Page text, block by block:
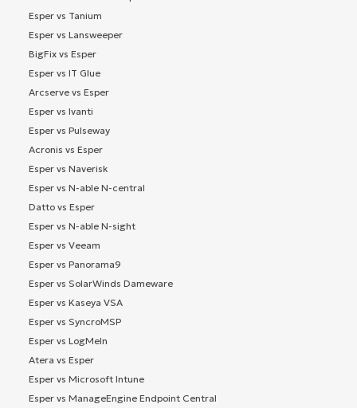
Esper vs Tanium
Esper vs Lansweeper
BigFix vs Esper
Esper vs IT Glue
Arcserve vs Esper
Esper vs Ivanti
Esper vs Pulseway
Acronis vs Esper
Esper vs Naverisk
Esper vs N-able N-central
Datto vs Esper
Esper vs N-able N-sight
Esper vs Veeam
Esper vs Panorama9
Esper vs SolarWinds Dameware
Esper vs Kaseya VSA
Esper vs SyncroMSP
Esper vs LogMeIn
Atera vs Esper
Esper vs Microsoft Intune
Esper vs ManageEngine Endpoint Central